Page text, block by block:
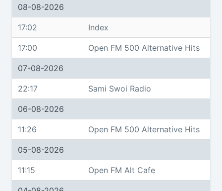
08-08-2026
17:02 Index
17:00 Open FM 500 Alternative Hits
07-08-2026
22:17 Sami Swoi Radio
06-08-2026
11:26 Open FM 500 Alternative Hits
05-08-2026
11:15 Open FM Alt Cafe